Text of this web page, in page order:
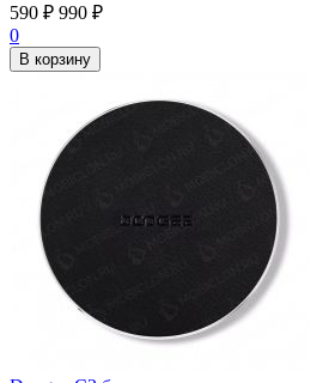
590 ₽ 990 ₽
0
В корзину